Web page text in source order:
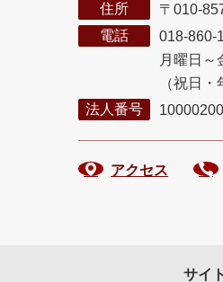
住所
〒010-
電話
018-860-
月曜日～
（祝日・
法人番号
アクセス
サイ